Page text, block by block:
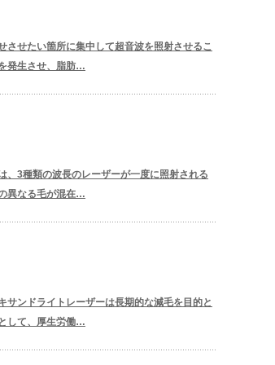
させたい箇所に集中して超音波を照射させるこ
発生させ、脂肪…
、3種類の波長のレーザーが一度に照射される
異なる毛が混在…
サンドライトレーザーは長期的な減毛を目的と
して、厚生労働…